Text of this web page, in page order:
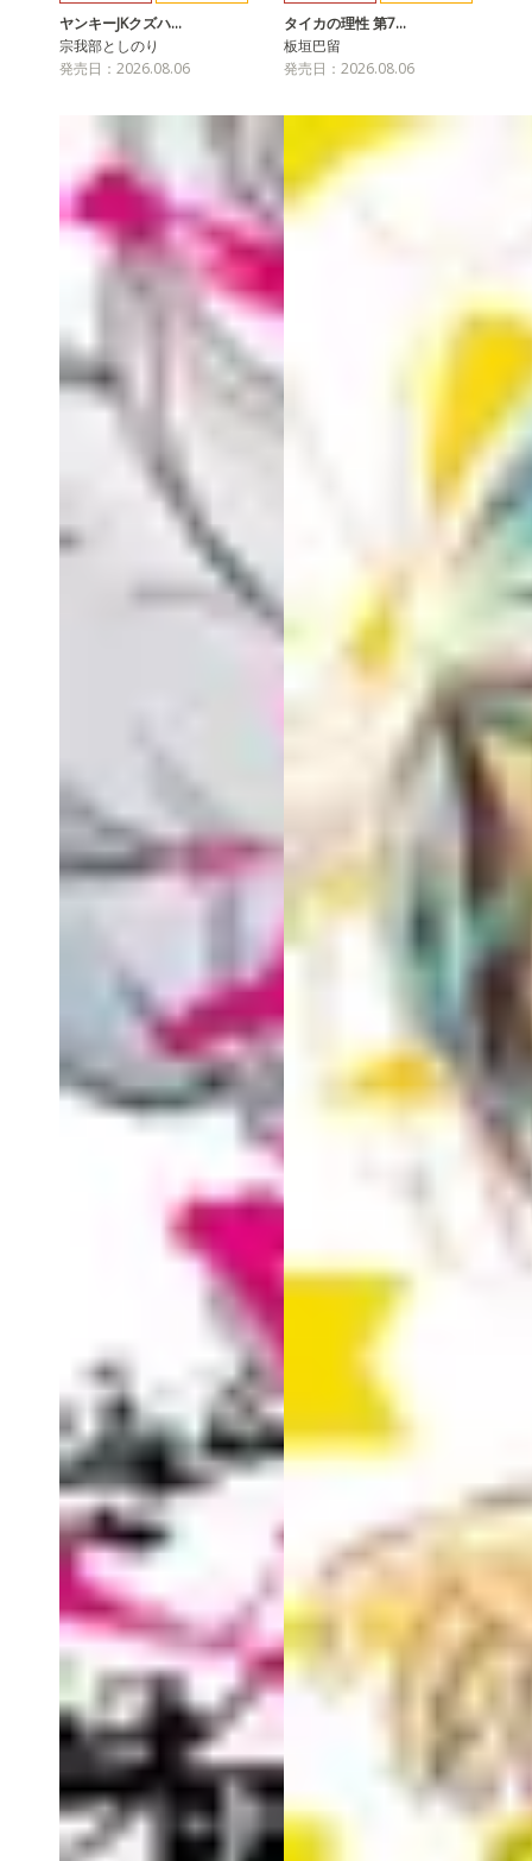
ヤンキーJKクズハ…
宗我部としのり
発売日：2026.08.06
タイカの理性 第7…
板垣巴留
発売日：2026.08.06